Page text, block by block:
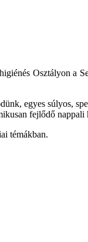
Osztályon a
egyes súlyos,
fejlődő
témákban.